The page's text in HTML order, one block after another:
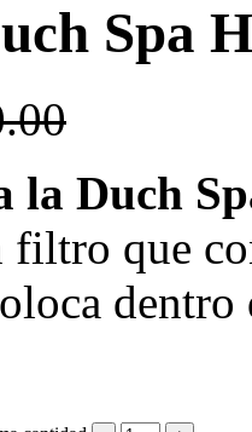
Spa
la Duch
filtro que
dentro